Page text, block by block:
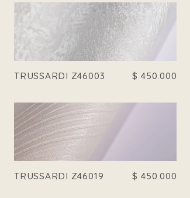
TRUSSARDI Z46003 $ 450.000
TRUSSARDI Z46019 $ 450.000